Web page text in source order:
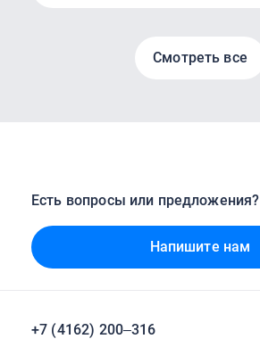
Смотреть все
Есть вопросы или предложения?
Напишите нам
+7 (4162) 200‒316